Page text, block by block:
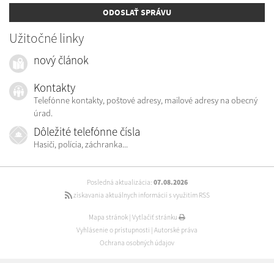
ODOSLAŤ SPRÁVU
Užitočné linky
nový článok
Kontakty
Telefónne kontakty, poštové adresy, mailové adresy na obecný
úrad.
Dôležité telefónne čísla
Hasiči, polícia, záchranka...
Posledná aktualizácia: 07.08.2026
získavania aktuálnych informácií s využitím RSS
Mapa stránok Vytlačiť stránku
Vyhlásenie o prístupnosti Autorské práva
Ochrana osobných údajov